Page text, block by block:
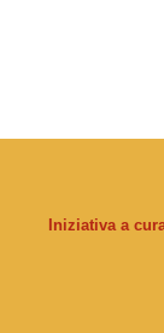
Iniziativa a